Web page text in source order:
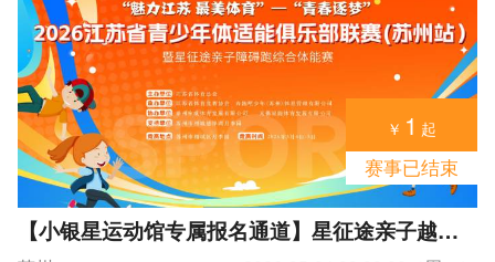
￥ 1 起
赛事已结束
【小银星运动馆专属报名通道】星征途亲子越野跑综合体能赛（苏州站）